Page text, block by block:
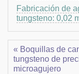
Fabricación de
tungsteno: 0,02
« Boquillas de
tungsteno de
microagujero